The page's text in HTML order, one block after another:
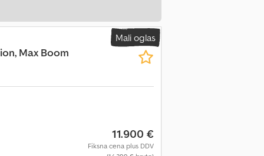
Mali oglas
Max Boom
11.900 €
Fiksna cena plus DDV